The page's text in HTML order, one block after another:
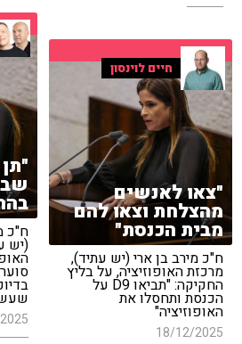
ח"כ
(יש
חיים לוינסון
"צאו לאנשים
מהצלחת וצאו להם
מבית הכנסת"
ח"כ מירב בן ארי (יש עתיד),
מרכזת האופוזיציה, על בליץ
החקיקה: "תביאו D9 על
הכנסת ותחסלו את
האופוזיציה"
18/12/2025